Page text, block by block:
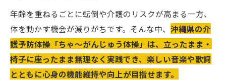
年齢を重ねるごとに転倒や介護のリスクが高まる一方、
体を動かす機会が減りがちです。そんな中、 沖縄県の介
護予防体操「ちゃ～がんじゅう体操」は、立ったまま・
椅子に座ったまま無理なく実践でき、楽しい音楽や歌詞
とともに心身の機能維持や向上が目指せます。